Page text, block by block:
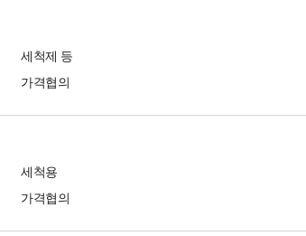
세척제 등
가격협의
세척용
가격협의